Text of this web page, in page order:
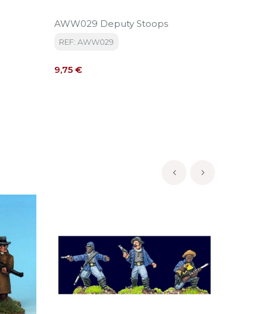
AWW029 Deputy Stoops
REF: AWW029
Precio
9,75 €